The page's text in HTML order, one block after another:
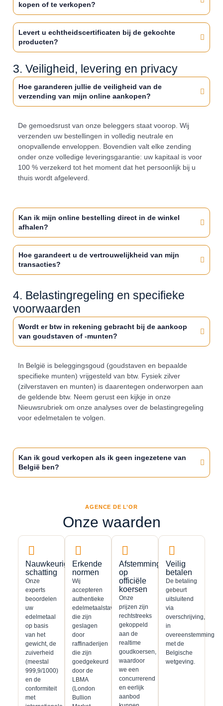
kopen of te verkopen?
Levert u echtheidscertificaten bij de gekochte
producten?
3. Veiligheid, levering en privacy
Hoe garanderen jullie de veiligheid van de
verzending van mijn online aankopen?
De gemoedsrust van onze beleggers staat voorop. Wij
verzenden uw bestellingen in volledig neutrale en
onopvallende enveloppen. Bovendien valt elke zending
onder onze volledige leveringsgarantie: uw kapitaal is voor
100 % verzekerd tot het moment dat het persoonlijk bij u
thuis wordt afgeleverd.
Kan ik mijn online bestelling direct in de winkel
afhalen?
Hoe garandeert u de vertrouwelijkheid van mijn
transacties?
4. Belastingregeling en specifieke
voorwaarden
Wordt er btw in rekening gebracht bij de aankoop
van goudstaven of -munten?
In België is beleggingsgoud (goudstaven en bepaalde
specifieke munten) vrijgesteld van btw. Fysiek zilver
(zilverstaven en munten) is daarentegen onderworpen aan
de geldende btw. Neem gerust een kijkje in onze
Nieuwsrubriek om onze analyses over de belastingregeling
voor edelmetalen te volgen.
Kan ik goud verkopen als ik geen ingezetene van
België ben?
AGENCE DE L’OR
Onze waarden
Nauwkeurige
schatting
Onze
experts
beoordelen
uw
edelmetaal
op basis
van het
gewicht, de
zuiverheid
(meestal
999,9/1000)
en de
conformiteit
met
Erkende
normen
Wij
accepteren
authentieke
edelmetaalstaven
die zijn
geslagen
door
raffinaderijen
die zijn
goedgekeurd
door de
LBMA
(London
Bullion
Afstemming
op
officiële
koersen
Onze
prijzen zijn
rechtstreeks
gekoppeld
aan de
realtime
goudkoersen,
waardoor
we een
concurrerend
en eerlijk
aanbod
Veilig
betalen
De betaling
gebeurt
uitsluitend
via
overschrijving,
in
overeenstemming
met de
Belgische
wetgeving.